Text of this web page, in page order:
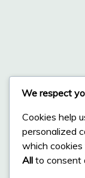
We respect
Cookies help
personalized
which
All to consent